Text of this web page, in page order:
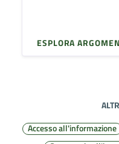
ESPLORA
Accesso all'informazione